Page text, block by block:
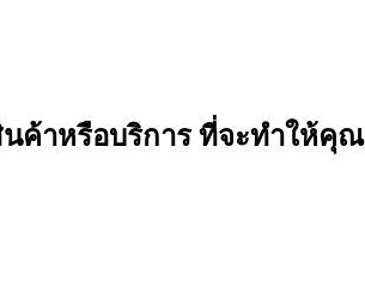
ค้าหรือบริการ ที่จะทำให้คุ